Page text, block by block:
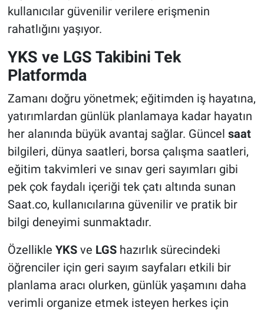
kullanıcılar güvenilir verilere erişmenin
rahatlığını yaşıyor.
YKS ve LGS Takibini Tek
Platformda
Zamanı doğru yönetmek; eğitimden iş hayatına,
yatırımlardan günlük planlamaya kadar hayatın
her alanında büyük avantaj sağlar. Güncel saat
bilgileri, dünya saatleri, borsa çalışma saatleri,
eğitim takvimleri ve sınav geri sayımları gibi
pek çok faydalı içeriği tek çatı altında sunan
Saat.co, kullanıcılarına güvenilir ve pratik bir
bilgi deneyimi sunmaktadır.
Özellikle YKSve LGShazırlık sürecindeki
öğrenciler için geri sayım sayfaları etkili bir
planlama aracı olurken, günlük yaşamını daha
verimli organize etmek isteyen herkes için